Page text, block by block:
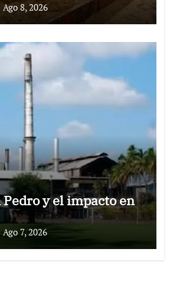
Ago 8, 2026
y el impacto en
Ago 7, 2026